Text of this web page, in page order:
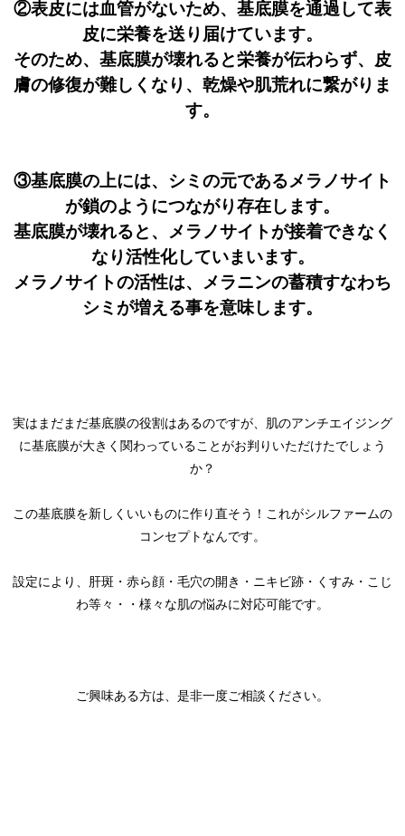
②表皮には血管がないため、基底膜を通過して表
皮に栄養を送り届けています。
そのため、基底膜が壊れると栄養が伝わらず、皮
膚の修復が難しくなり、乾燥や肌荒れに繋がりま
す。
③基底膜の上には、シミの元であるメラノサイト
が鎖のようにつながり存在します。
基底膜が壊れると、メラノサイトが接着できなく
なり活性化していまいます。
メラノサイトの活性は、メラニンの蓄積すなわち
シミが増える事を意味します。
実はまだまだ基底膜の役割はあるのですが、肌のアンチエイジング
に基底膜が大きく関わっていることがお判りいただけたでしょう
か？
この基底膜を新しくいいものに作り直そう！これがシルファームの
コンセプトなんです。
設定により、肝斑・赤ら顔・毛穴の開き・ニキビ跡・くすみ・こじ
わ等々・・様々な肌の悩みに対応可能です。
ご興味ある方は、是非一度ご相談ください。